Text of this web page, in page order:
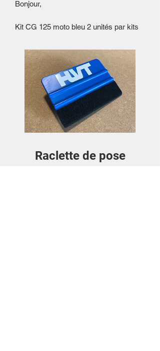
Bonjour,
Kit CG 125 moto bleu 2 unités par kits
Raclette de pose